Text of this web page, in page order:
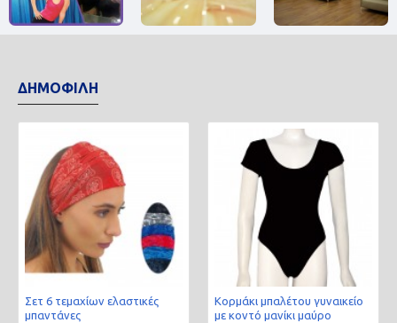
ΔΗΜΟΦΙΛΗ
Σετ 6 τεμαχίων ελαστικές
μπαντάνες
Κορμάκι μπαλέτου γυναικείο
με κοντό μανίκι μαύρο